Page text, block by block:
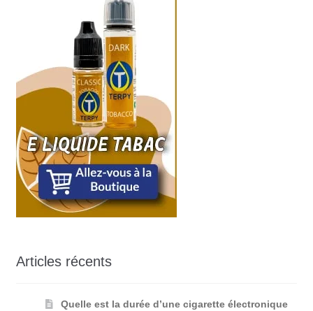
Articles récents
Quelle est la durée d’une cigarette électronique